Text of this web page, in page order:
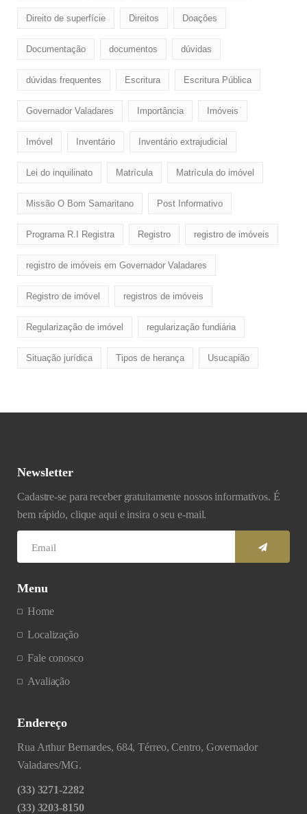
Direito de superfície Direitos Doaçôes
Documentação documentos dúvidas
dúvidas frequentes Escritura Escritura Pública
Governador Valadares Importância Imóveis
Imóvel Inventário Inventário extrajudicial
Lei do inquilinato Matrícula Matrícula do imóvel
Missão O Bom Samaritano Post Informativo
Programa R.I Registra Registro registro de imóveis
registro de imóveis em Governador Valadares
Registro de imóvel registros de imóveis
Regularização de imóvel regularização fundiária
Situação jurídica Tipos de herança Usucapião
Newsletter
Cadastre-se para receber gratuitamente nossos informativos. É
bem rápido, clique aqui e insira o seu e-mail.
Menu
Home
Localização
Fale conosco
Avaliação
Endereço
Rua Arthur Bernardes, 684, Térreo, Centro, Governador
Valadares/MG.
(33) 3271-2282
(33) 3203-8150